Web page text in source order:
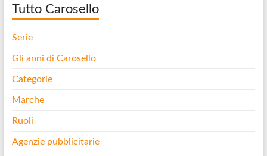
Tutto Carosello
Serie
Gli anni di Carosello
Categorie
Marche
Ruoli
Agenzie pubblicitarie